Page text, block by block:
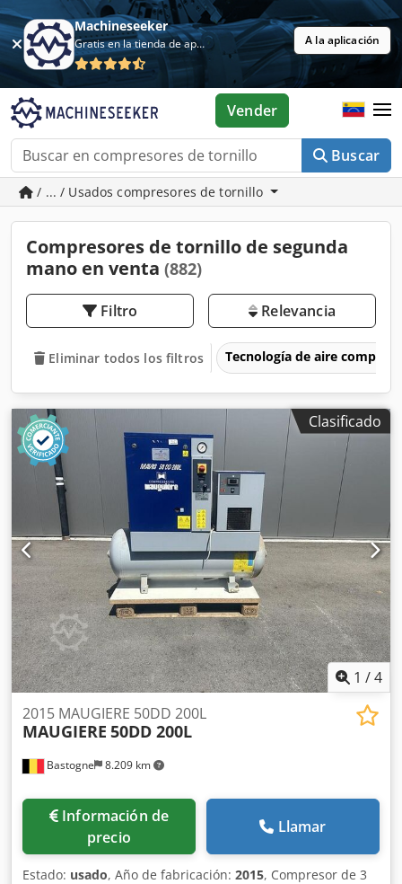
Machineseeker
Gratis en la tienda de aplicaciones A la aplicación
Buscar
Vender
/ ... / Usados compresores de tornillo
Compresores de tornillo de segunda
mano en venta (882)
Filtro Relevancia
Eliminar todos los filtros Tecnología de aire
Clasificado
1 /4
Bastogne 8.209 km
2015 MAUGIERE 50DD 200L
MAUGIERE 50DD 200L
Información de
precio
Llamar
Estado: usado, Año de fabricación: 2015, Compresor de 3